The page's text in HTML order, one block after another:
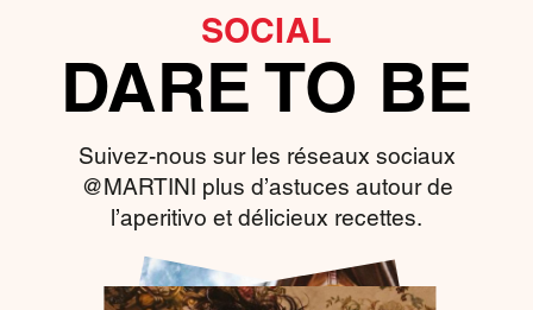
SOCIAL
DARE TO BE
Suivez-nous sur les réseaux sociaux
@MARTINI plus d’astuces autour de
l’aperitivo et délicieux recettes.